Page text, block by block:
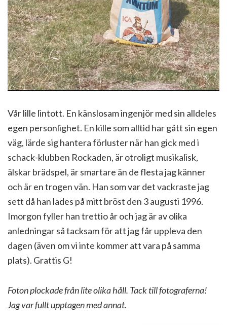
Vår lille lintott. En känslosam ingenjör med sin alldeles
egen personlighet. En kille som alltid har gått sin egen
väg, lärde sig hantera förluster när han gick med i
schack-klubben Rockaden, är otroligt musikalisk,
älskar brädspel, är smartare än de flesta jag känner
och är en trogen vän. Han som var det vackraste jag
sett då han lades på mitt bröst den 3 augusti 1996.
Imorgon fyller han trettio år och jag är av olika
anledningar så tacksam för att jag får uppleva den
dagen (även om vi inte kommer att vara på samma
plats). Grattis G!
Foton plockade från lite olika håll. Tack till fotograferna!
Jag var fullt upptagen med annat.